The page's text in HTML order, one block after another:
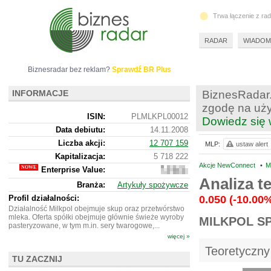
zgodę na
Dowiedz się
Akcje NewConnect •
Analiza
0.050 (-
MILKPOL
MLP: ustaw alert
Biznesradar bez reklam? Sprawdź BR Plus
INFORMACJE
ISIN:
PLMLKPL00012
Data debiutu:
14.11.2008
Liczba akcji:
12 707 159
Kapitalizacja:
5 718 222
Enterprise Value:
6
721
222
Branża:
Artykuły spożywcze
Profil działalności:
Działalność Milkpol obejmuje skup oraz przetwórstwo
mleka. Oferta spółki obejmuje głównie świeże wyroby
pasteryzowane, w tym m.in. sery twarogowe,...
więcej »
TU ZACZNIJ
Trwa łączenie z
RADAR